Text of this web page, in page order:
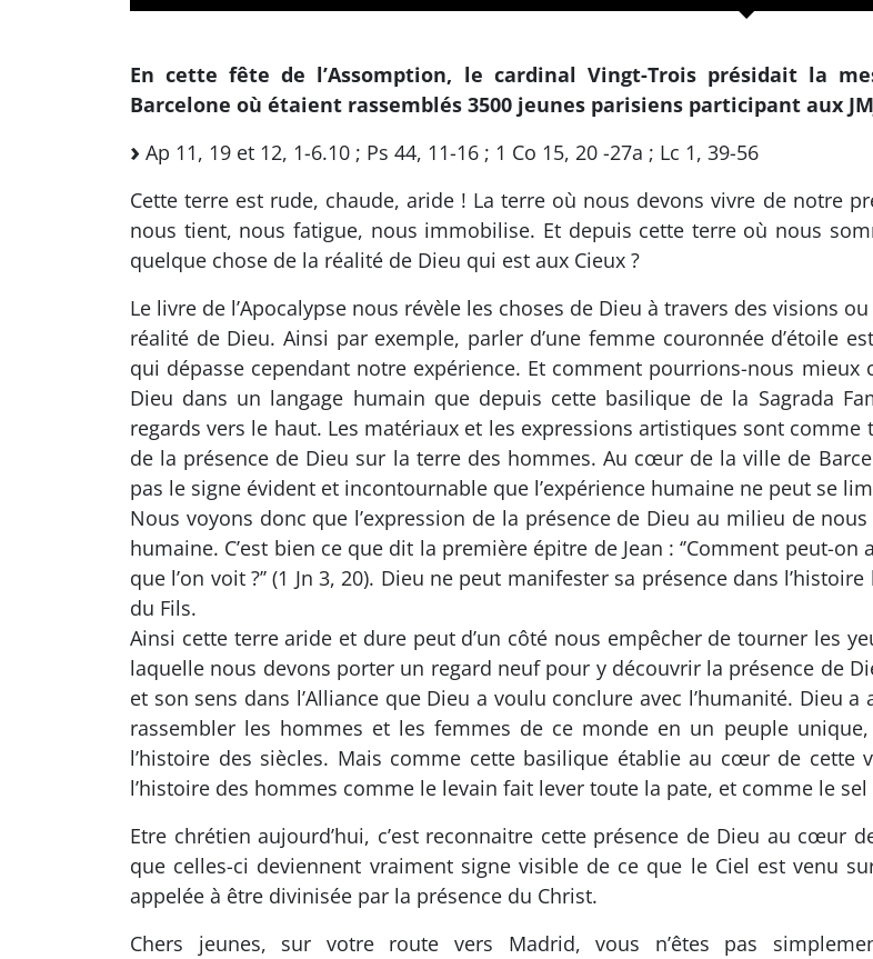
En cette fête de l’Assomption, le cardinal Vingt-Trois présidait la
Barcelone où étaient rassemblés 3500 jeunes parisiens participant aux
Ap 11, 19 et 12, 1-6.10 ; Ps 44, 11-16 ; 1 Co 15, 20 -27a ; Lc 1, 39-56
Cette terre est rude, chaude, aride ! La terre où nous devons vivre de notre
nous tient, nous fatigue, nous immobilise. Et depuis cette terre où nous
quelque chose de la réalité de Dieu qui est aux Cieux ?
Le livre de l’Apocalypse nous révèle les choses de Dieu à travers des visions
réalité de Dieu. Ainsi par exemple, parler d’une femme couronnée d’étoile
qui dépasse cependant notre expérience. Et comment pourrions-nous
Dieu dans un langage humain que depuis cette basilique de la Sagrada
regards vers le haut. Les matériaux et les expressions artistiques sont
de la présence de Dieu sur la terre des hommes. Au cœur de la ville de
pas le signe évident et incontournable que l’expérience humaine ne peut se
Nous voyons donc que l’expression de la présence de Dieu au milieu de
humaine. C’est bien ce que dit la première épitre de Jean : ‘’Comment peut-
que l’on voit ?’’ (1 Jn 3, 20). Dieu ne peut manifester sa présence dans
du Fils.
Ainsi cette terre aride et dure peut d’un côté nous empêcher de tourner les
laquelle nous devons porter un regard neuf pour y découvrir la présence de
et son sens dans l’Alliance que Dieu a voulu conclure avec l’humanité. Dieu
rassembler les hommes et les femmes de ce monde en un peuple
l’histoire des siècles. Mais comme cette basilique établie au cœur de cette
l’histoire des hommes comme le levain fait lever toute la pate, et comme le
Etre chrétien aujourd’hui, c’est reconnaitre cette présence de Dieu au cœur
que celles-ci deviennent vraiment signe visible de ce que le Ciel est venu
appelée à être divinisée par la présence du Christ.
Chers jeunes, sur votre route vers Madrid, vous n’êtes pas